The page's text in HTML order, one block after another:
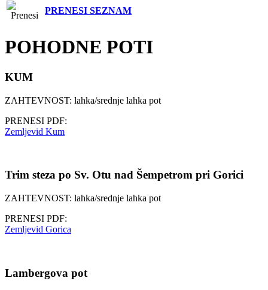
PRENESI SEZNAM
POHODNE POTI
KUM
ZAHTEVNOST: lahka/srednje lahka pot
PRENESI PDF:
Zemljevid Kum
Trim steza po Sv. Otu nad Šempetrom pri Gorici
ZAHTEVNOST: lahka/srednje lahka pot
PRENESI PDF:
Zemljevid Gorica
Lambergova pot